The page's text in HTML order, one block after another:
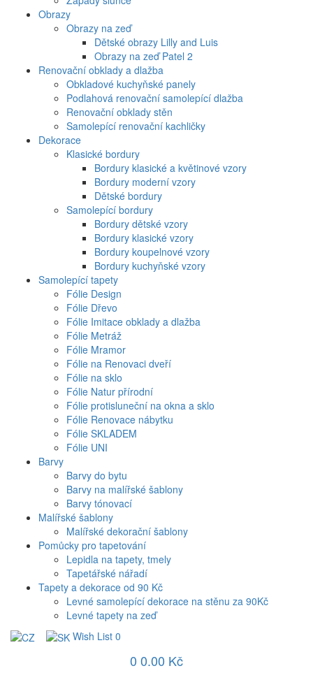
Obrazy
Obrazy na zeď
Dětské obrazy Lilly and Luis
Obrazy na zeď Patel 2
Renovační obklady a dlažba
Obkladové kuchyňské panely
Podlahová renovační samolepící dlažba
Renovační obklady stěn
Samolepící renovační kachličky
Dekorace
Klasické bordury
Bordury klasické a květinové vzory
Bordury moderní vzory
Dětské bordury
Samolepící bordury
Bordury dětské vzory
Bordury klasické vzory
Bordury koupelnové vzory
Bordury kuchyňské vzory
Samolepící tapety
Fólie Design
Fólie Dřevo
Fólie Imitace obklady a dlažba
Fólie Metráž
Fólie Mramor
Fólie na Renovaci dveří
Fólie na sklo
Fólie Natur přírodní
Fólie protisluneční na okna a sklo
Fólie Renovace nábytku
Fólie SKLADEM
Fólie UNI
Barvy
Barvy do bytu
Barvy na malířské šablony
Barvy tónovací
Malířské šablony
Malířské dekorační šablony
Pomůcky pro tapetování
Lepidla na tapety, tmely
Tapetářské nářadí
Tapety a dekorace od 90 Kč
Levné samolepící dekorace na stěnu za 90Kč
Levné tapety na zeď
Wish List 0
0 0.00 Kč